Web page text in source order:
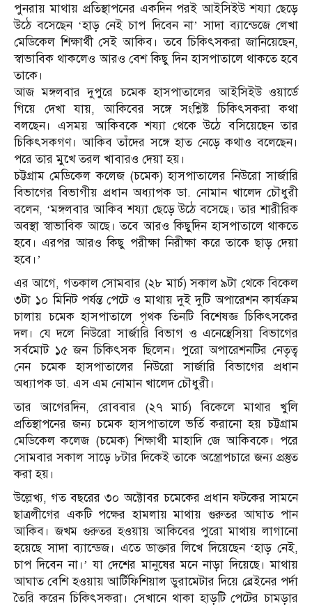
পুনরায় মাথায় প্রতিস্থাপনের একদিন পরই আইসিইউ শয্যা ছেড়ে
উঠে বসেছেন ‘হাড় নেই চাপ দিবেন না’ সাদা ব্যান্ডেজে লেখা
মেডিকেল শিক্ষার্থী সেই আকিব। তবে চিকিৎসকরা জানিয়েছেন,
স্বাভাবিক থাকলেও আরও বেশ কিছু দিন হাসপাতালে থাকতে হবে
তাকে।
আজ মঙ্গলবার দুপুরে চমেক হাসপাতালের আইসিইউ ওয়ার্ডে
গিয়ে দেখা যায়, আকিবের সঙ্গে সংশ্লিষ্ট চিকিৎসকরা কথা
বলছেন। এসময় আকিবকে শয্যা থেকে উঠে বসিয়েছেন তার
চিকিৎসকগণ। আকিব তাঁদের সঙ্গে হাত নেড়ে কথাও বলেছেন।
পরে তার মুখে তরল খাবারও দেয়া হয়।
চট্টগ্রাম মেডিকেল কলেজ (চমেক) হাসপাতালের নিউরো সার্জারি
বিভাগের বিভাগীয় প্রধান অধ্যাপক ডা. নোমান খালেদ চৌধুরী
বলেন, ‘মঙ্গলবার আকিব শয্যা ছেড়ে উঠে বসেছে। তার শারীরিক
অবস্থা স্বাভাবিক আছে। তবে আরও কিছুদিন হাসপাতালে থাকতে
হবে। এরপর আরও কিছু পরীক্ষা নিরীক্ষা করে তাকে ছাড় দেয়া
হবে।’
এর আগে, গতকাল সোমবার (২৮ মার্চ) সকাল ৯টা থেকে বিকেল
৩টা ১০ মিনিট পর্যন্ত পেটে ও মাথায় দুই দুটি অপারেশন কার্যক্রম
চালায় চমেক হাসপাতালে পৃথক তিনটি বিশেষজ্ঞ চিকিৎসকের
দল। যে দলে নিউরো সার্জারি বিভাগ ও এনেস্থেসিয়া বিভাগের
সর্বমোট ১৫ জন চিকিৎসক ছিলেন। পুরো অপারেশনটির নেতৃত্ব
নেন চমেক হাসপাতালের নিউরো সার্জারি বিভাগের প্রধান
অধ্যাপক ডা. এস এম নোমান খালেদ চৌধুরী।
তার আগেরদিন, রোববার (২৭ মার্চ) বিকেলে মাথার খুলি
প্রতিস্থাপনের জন্য চমেক হাসপাতালে ভর্তি করানো হয় চট্টগ্রাম
মেডিকেল কলেজ (চমেক) শিক্ষার্থী মাহাদি জে আকিবকে। পরে
সোমবার সকাল সাড়ে ৮টার দিকেই তাকে অস্ত্রোপচারে জন্য প্রস্তুত
করা হয়।
উল্লেখ্য, গত বছরের ৩০ অক্টোবর চমেকের প্রধান ফটকের সামনে
ছাত্রলীগের একটি পক্ষের হামলায় মাথায় গুরুতর আঘাত পান
আকিব। জখম গুরুতর হওয়ায় আকিবের পুরো মাথায় লাগানো
হয়েছে সাদা ব্যান্ডেজ। এতে ডাক্তার লিখে দিয়েছেন ‘হাড় নেই,
চাপ দিবেন না।’ যা দেশের মানুষের মনে নাড়া দিয়েছে। মাথায়
আঘাত বেশি হওয়ায় আর্টিফিশিয়াল ডুরামেটার দিয়ে ব্রেইনের পর্দা
তৈরি করেন চিকিৎসকরা। সেখানে থাকা হাড়টি পেটের চামড়ার